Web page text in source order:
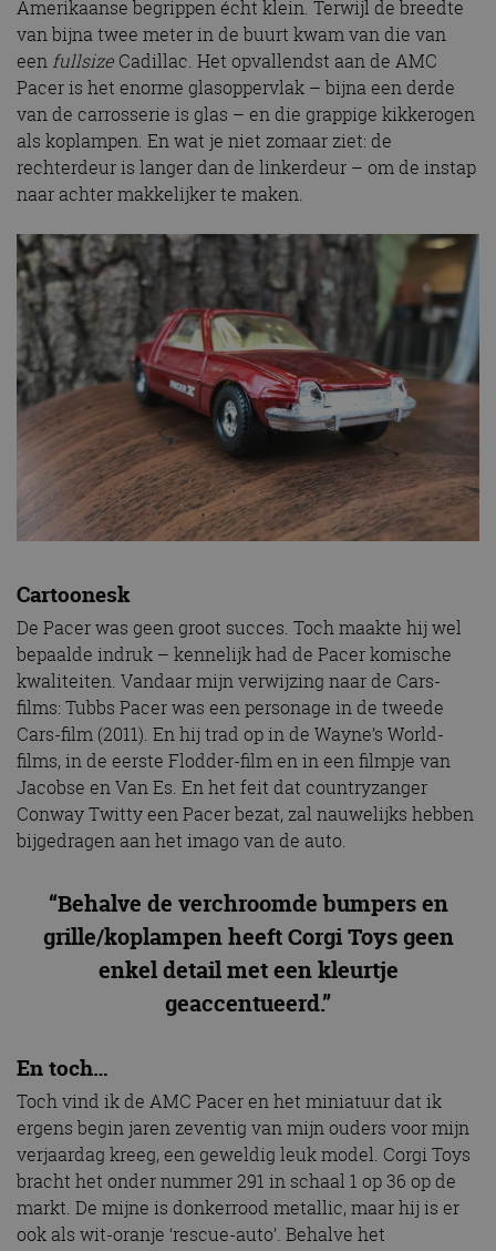
Amerikaanse begrippen écht klein. Terwijl de breedte
van bijna twee meter in de buurt kwam van die van
een fullsize Cadillac. Het opvallendst aan de AMC
Pacer is het enorme glasoppervlak – bijna een derde
van de carrosserie is glas – en die grappige kikkerogen
als koplampen. En wat je niet zomaar ziet: de
rechterdeur is langer dan de linkerdeur – om de instap
naar achter makkelijker te maken.
Cartoonesk
De Pacer was geen groot succes. Toch maakte hij wel
bepaalde indruk – kennelijk had de Pacer komische
kwaliteiten. Vandaar mijn verwijzing naar de Cars-
films: Tubbs Pacer was een personage in de tweede
Cars-film (2011). En hij trad op in de Wayne’s World-
films, in de eerste Flodder-film en in een filmpje van
Jacobse en Van Es. En het feit dat countryzanger
Conway Twitty een Pacer bezat, zal nauwelijks hebben
bijgedragen aan het imago van de auto.
“Behalve de verchroomde bumpers en
grille/koplampen heeft Corgi Toys geen
enkel detail met een kleurtje
geaccentueerd.”
En toch…
Toch vind ik de AMC Pacer en het miniatuur dat ik
ergens begin jaren zeventig van mijn ouders voor mijn
verjaardag kreeg, een geweldig leuk model. Corgi Toys
bracht het onder nummer 291 in schaal 1 op 36 op de
markt. De mijne is donkerrood metallic, maar hij is er
ook als wit-oranje ‘rescue-auto’. Behalve het